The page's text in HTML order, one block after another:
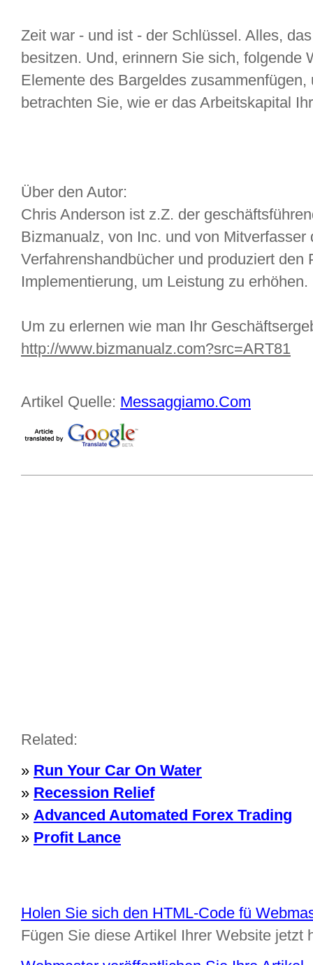
Zeit war - und ist - der Schlüssel. Alles,
besitzen. Und, erinnern Sie sich, folgende
Elemente des Bargeldes
betrachten Sie, wie er das Arbeitskapital
Über den Autor:
Chris Anderson ist z.Z. der
Bizmanualz, von Inc. und von Mitverfasser
Verfahrenshandbücher und produziert
Implementierung, um Leistung zu erhöhen.
Um zu erlernen wie man Ihr
http://www.bizmanualz.com?src=ART81
Artikel Quelle: Messaggiamo.Com
Related:
» Run Your Car On Water
» Recession Relief
» Advanced Automated Forex Trading
» Profit Lance
Holen Sie sich den HTML-Code fü
Fügen Sie diese Artikel Ihrer Website jetzt